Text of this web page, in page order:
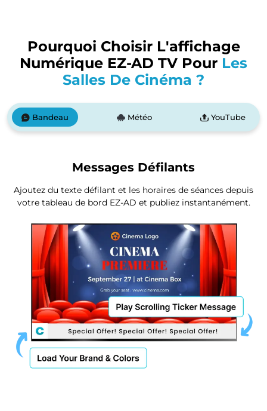
Pourquoi Choisir L'affichage
Numérique EZ-AD TV Pour Les
Salles De Cinéma ?
Bandeau Météo YouTube
Messages Défilants
Ajoutez du texte défilant et les horaires de séances depuis
votre tableau de bord EZ-AD et publiez instantanément.